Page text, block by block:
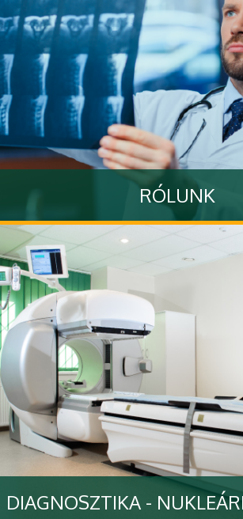
RÓLUNK
Itt olvashatja el Klinikánk történetét
Tovább
DIAGNOSZTIKA -